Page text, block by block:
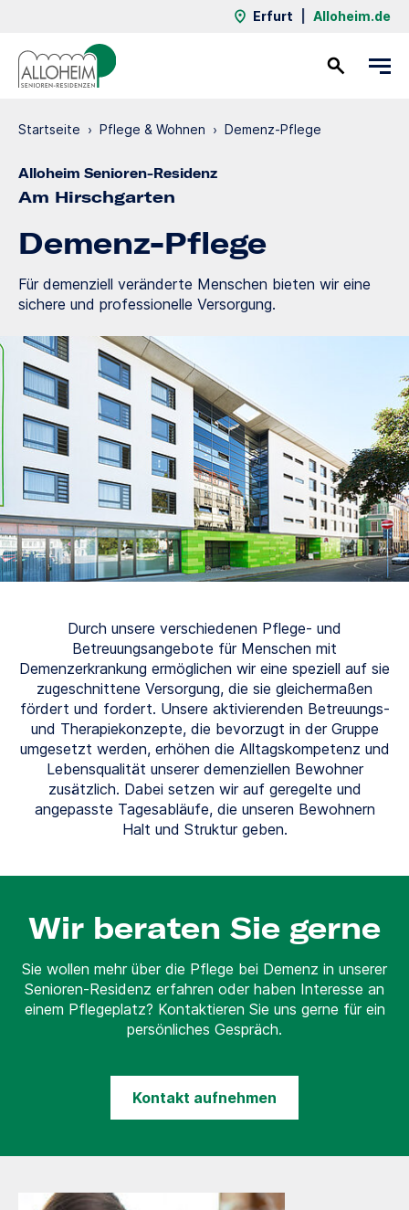
Erfurt Alloheim.de
Startseite › Pflege & Wohnen › Demenz-Pflege
Alloheim Senioren-Residenz
Am Hirschgarten
Demenz-Pflege
Für demenziell veränderte Menschen bieten wir eine
sichere und professionelle Versorgung.
Durch unsere verschiedenen Pflege- und
Betreuungsangebote für Menschen mit
Demenzerkrankung ermöglichen wir eine speziell auf sie
zugeschnittene Versorgung, die sie gleichermaßen
fördert und fordert. Unsere aktivierenden Betreuungs-
und Therapiekonzepte, die bevorzugt in der Gruppe
umgesetzt werden, erhöhen die Alltagskompetenz und
Lebensqualität unserer demenziellen Bewohner
zusätzlich. Dabei setzen wir auf geregelte und
angepasste Tagesabläufe, die unseren Bewohnern
Halt und Struktur geben.
Wir beraten Sie gerne
Sie wollen mehr über die Pflege bei Demenz in unserer
Senioren-Residenz erfahren oder haben Interesse an
einem Pflegeplatz? Kontaktieren Sie uns gerne für ein
persönliches Gespräch.
Kontakt aufnehmen